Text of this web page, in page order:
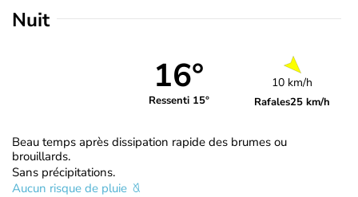
Nuit
16°
Ressenti 15°
10 km/h
Rafales25 km/h
Beau temps après dissipation rapide des brumes ou
brouillards.
Sans précipitations.
Aucun risque de pluie